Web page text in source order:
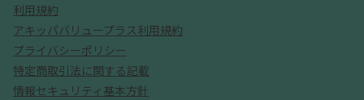
利用規約
アキッパバリュープラス利用規約
プライバシーポリシー
特定商取引法に関する記載
情報セキュリティ基本方針